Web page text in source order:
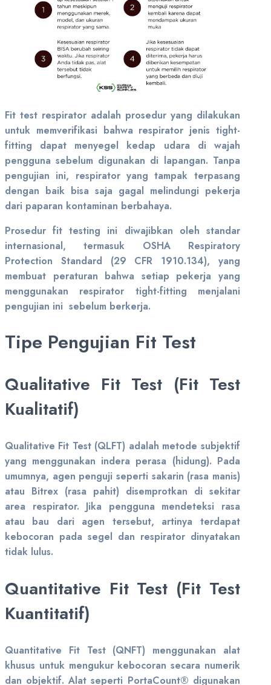
Fit test respirator adalah prosedur yang dilakukan
untuk memverifikasi bahwa respirator jenis tight-
fitting dapat menyegel kedap udara di wajah
pengguna sebelum digunakan di lapangan. Tanpa
pengujian ini, respirator yang tampak terpasang
dengan baik bisa saja gagal melindungi pekerja
dari paparan kontaminan berbahaya.
Prosedur fit testing ini diwajibkan oleh standar
internasional, termasuk OSHA Respiratory
Protection Standard (29 CFR 1910.134), yang
membuat peraturan bahwa setiap pekerja yang
menggunakan respirator tight-fitting menjalani
pengujian ini sebelum berkerja.
Tipe Pengujian Fit Test
Qualitative Fit Test (Fit Test
Kualitatif)
Qualitative Fit Test (QLFT) adalah metode subjektif
yang menggunakan indera perasa (hidung). Pada
umumnya, agen penguji seperti sakarin (rasa manis)
atau Bitrex (rasa pahit) disemprotkan di sekitar
area respirator. Jika pengguna mendeteksi rasa
atau bau dari agen tersebut, artinya terdapat
kebocoran pada segel dan respirator dinyatakan
tidak lulus.
Quantitative Fit Test (Fit Test
Kuantitatif)
Quantitative Fit Test (QNFT) menggunakan alat
khusus untuk mengukur kebocoran secara numerik
dan objektif. Alat seperti PortaCount® digunakan